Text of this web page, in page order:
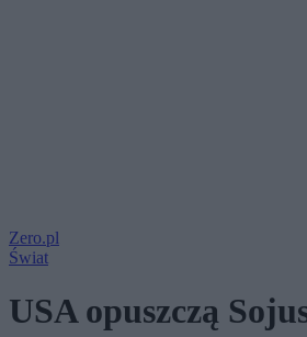
Zero.pl
Świat
USA opuszczą